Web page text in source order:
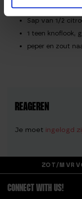
1 eetlepel verse
Sap van 1/2
1 teen knoflook,
peper en zout
REAGEREN
Je moet ingelogd
ZO T/M VR
CONNECT WITH US!